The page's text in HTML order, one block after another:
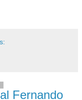
Fernando